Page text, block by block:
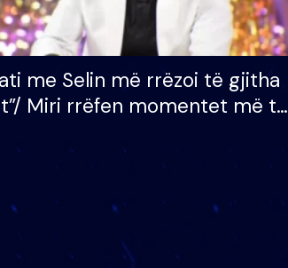
me Selin më rrëzoi të gjitha
Miri rrëfen momentet më të
zilja e mëngjesit kur…